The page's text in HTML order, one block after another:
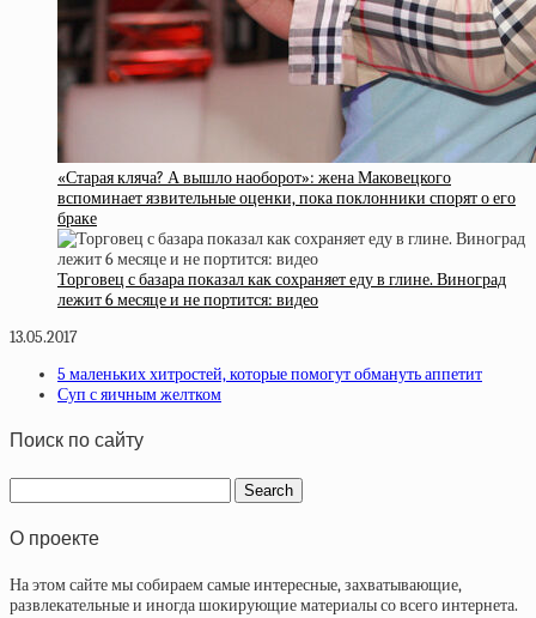
«Старая кляча? А вышло наоборот»: жена Маковецкого
вспоминает язвительные оценки, пока поклонники спорят о его
браке
Торговец с базара показал как сохраняет еду в глине. Виноград
лежит 6 месяце и не портится: видео
13.05.2017
5 маленьких хитростей, которые помогут обмануть аппетит
Суп с яичным желтком
Поиск по сайту
О проекте
На этом сайте мы собираем самые интересные, захватывающие,
развлекательные и иногда шокирующие материалы со всего интернета.